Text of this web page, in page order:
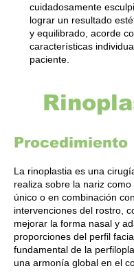
cuidadosamente
lograr un resultado
y equilibrado, acorde
características
paciente.
Procedimiento
La rinoplastia es una
realiza sobre la nariz
único o en combinación
intervenciones del rostro,
mejorar la forma nasal y
proporciones del perfil
fundamental de la
una armonía global en el